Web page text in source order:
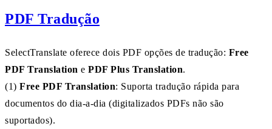
PDF Tradução
SelectTranslate oferece dois PDF opções de tradução: Free
PDF Translation e PDF Plus Translation.
(1) Free PDF Translation: Suporta tradução rápida para
documentos do dia-a-dia (digitalizados PDFs não são
suportados).